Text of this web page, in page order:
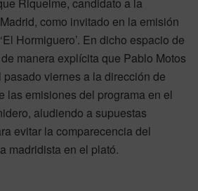
como invitado en la emisión
Hormiguero’. En dicho espacio de
manera explícita que Pablo Motos
viernes a la dirección de
las emisiones del programa en el
aludiendo a supuestas
evitar la comparecencia del
madridista en el plató.